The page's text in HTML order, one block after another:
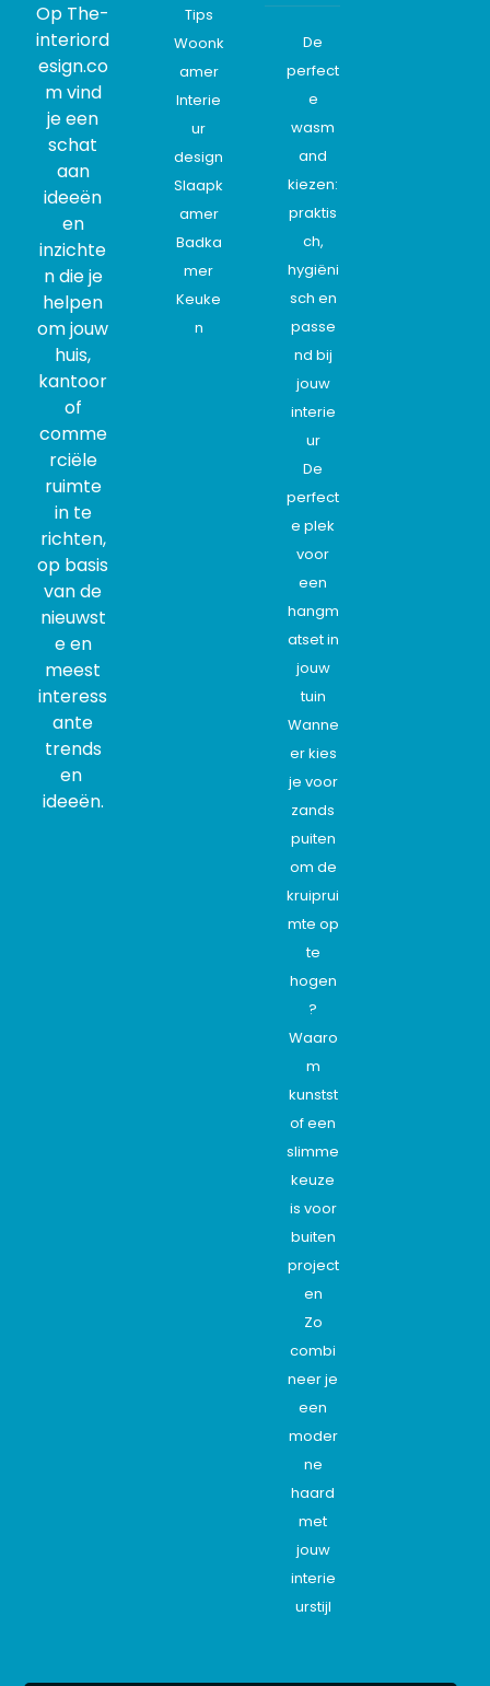
Op The-
interiord
esign.co
m vind
je een
schat
aan
ideeën
en
inzichte
n die je
helpen
om jouw
huis,
kantoor
of
comme
rciële
ruimte
in te
richten,
op basis
van de
nieuwst
e en
meest
interess
ante
trends
en
ideeën.
Tips
Woonk
amer
Interie
ur
design
Slaapk
amer
Badka
mer
Keuke
n
De
perfect
e
wasm
and
kiezen:
praktis
ch,
hygiëni
sch en
passe
nd bij
jouw
interie
ur
De
perfect
e plek
voor
een
hangm
atset in
jouw
tuin
Wanne
er kies
je voor
zands
puiten
om de
kruiprui
mte op
te
hogen
?
Waaro
m
kunstst
of een
slimme
keuze
is voor
buiten
project
en
Zo
combi
neer je
een
moder
ne
haard
met
jouw
interie
urstijl